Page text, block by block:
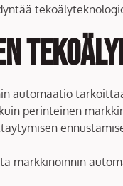
automaatio
perinteinen
markkinoinnin